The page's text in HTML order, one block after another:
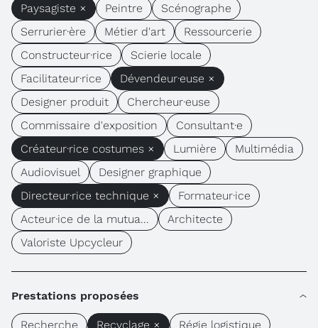
Paysagiste ×
Peintre
Scénographe
Serrurier·ère
Métier d'art
Ressourcerie
Constructeur·rice
Scierie locale
Facilitateur·rice
Dévendeur·euse ×
Designer produit
Chercheur·euse
Commissaire d'exposition
Consultant·e
Créateur·rice costumes ×
Lumière
Multimédia
Audiovisuel
Designer graphique
Directeur·rice technique ×
Formateur·ice
Acteur·ice de la mutua...
Architecte
Valoriste Upcycleur
Prestations proposées
Recherche Recyclage ×
Régie logistique